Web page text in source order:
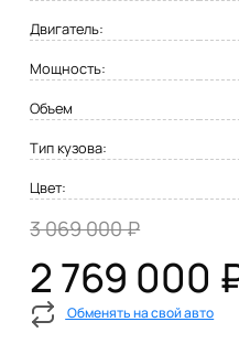
Двигатель:
Мощность:
Объем
Тип кузова:
Цвет:
3 069 000 ₽
2 769 000
Обменять на свой авто